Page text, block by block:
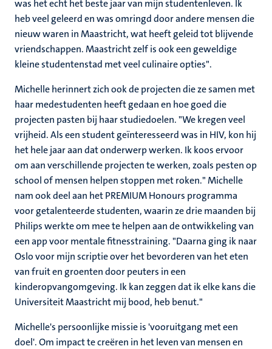
was het echt het beste jaar van mijn studentenleven. Ik
heb veel geleerd en was omringd door andere mensen die
nieuw waren in Maastricht, wat heeft geleid tot blijvende
vriendschappen. Maastricht zelf is ook een geweldige
kleine studentenstad met veel culinaire opties".
Michelle herinnert zich ook de projecten die ze samen met
haar medestudenten heeft gedaan en hoe goed die
projecten pasten bij haar studiedoelen. "We kregen veel
vrijheid. Als een student geïnteresseerd was in HIV, kon hij
het hele jaar aan dat onderwerp werken. Ik koos ervoor
om aan verschillende projecten te werken, zoals pesten op
school of mensen helpen stoppen met roken." Michelle
nam ook deel aan het PREMIUM Honours programma
voor getalenteerde studenten, waarin ze drie maanden bij
Philips werkte om mee te helpen aan de ontwikkeling van
een app voor mentale fitnesstraining. "Daarna ging ik naar
Oslo voor mijn scriptie over het bevorderen van het eten
van fruit en groenten door peuters in een
kinderopvangomgeving. Ik kan zeggen dat ik elke kans die
Universiteit Maastricht mij bood, heb benut."
Michelle's persoonlijke missie is 'vooruitgang met een
doel'. Om impact te creëren in het leven van mensen en